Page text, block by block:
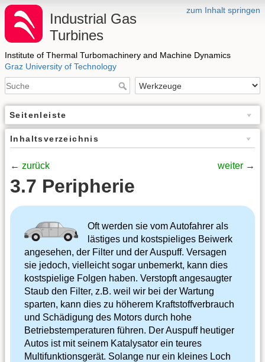
zum Inhalt springen
Industrial Gas
Turbines
Institute of Thermal Turbomachinery and Machine Dynamics
Graz University of Technology
Seitenleiste
Inhaltsverzeichnis
← zurück weiter →
3.7 Peripherie
Oft werden sie vom Autofahrer als
lästiges und kostspieliges Beiwerk
angesehen, der Filter und der Auspuff. Versagen
sie jedoch, vielleicht sogar unbemerkt, kann dies
kostspielige Folgen haben. Verstopft angesaugter
Staub den Filter, z.B. weil wir bei der Wartung
sparten, kann dies zu höherem Kraftstoffverbrauch
und Schädigung des Motors durch hohe
Betriebstemperaturen führen. Der Auspuff heutiger
Autos ist mit seinem Katalysator ein teures
Multifunktionsgerät. Solange nur ein kleines Loch